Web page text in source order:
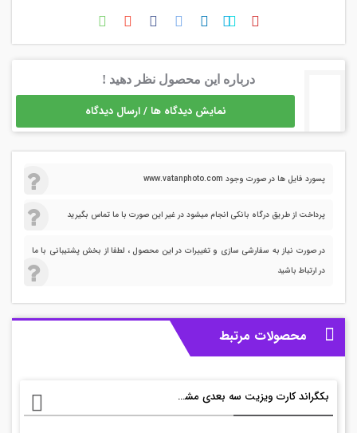
درباره این محصول نظر دهید !
نمایش دیدگاه ها / ارسال دیدگاه
پسورد فایل ها در صورت وجود www.vatanphoto.com
پرداخت از طریق درگاه بانکی انجام میشود در غیر این صورت با ما تماس بگیرید
در صورت نیاز به سفارشی سازی و تغییرات در این محصول ، لطفا از بخش پشتیبانی با ما
در ارتباط باشید
محصولات مرتبط
بکگراند کارت ویزیت سه بعدی مشاور املاک